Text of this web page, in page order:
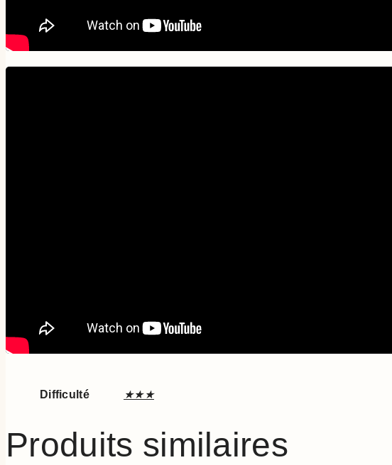
Difficulté ★★★
Produits similaires